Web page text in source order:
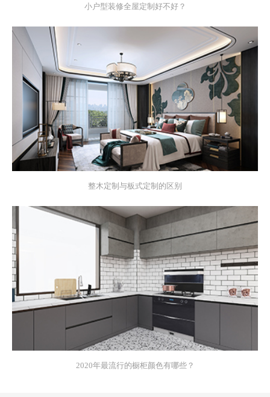
小户型装修全屋定制好不好？
整木定制与板式定制的区别
2020年最流行的橱柜颜色有哪些？